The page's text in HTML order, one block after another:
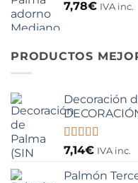
era:
7,78€ IVA inc.
PRODUCTOS
Decoración
Valorado
con
5
7,14€ IVA inc.
Palmón